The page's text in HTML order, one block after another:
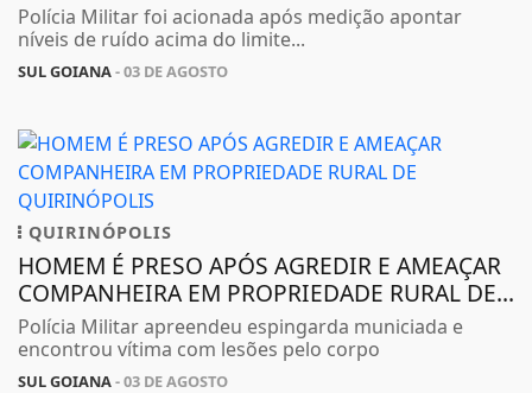
Polícia Militar foi acionada após medição apontar
níveis de ruído acima do limite...
SUL GOIANA- 03 DE AGOSTO
QUIRINÓPOLIS
HOMEM É PRESO APÓS AGREDIR E AMEAÇAR
COMPANHEIRA EM PROPRIEDADE RURAL DE...
Polícia Militar apreendeu espingarda municiada e
encontrou vítima com lesões pelo corpo
SUL GOIANA- 03 DE AGOSTO